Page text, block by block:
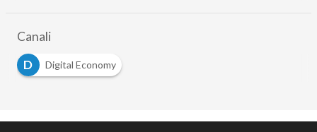
Canali
D
Digital Economy